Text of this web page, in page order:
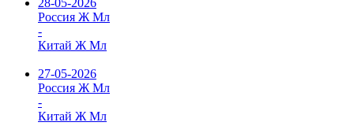
28-05-2026
Россия Ж Мл
-
Китай Ж Мл
27-05-2026
Россия Ж Мл
-
Китай Ж Мл